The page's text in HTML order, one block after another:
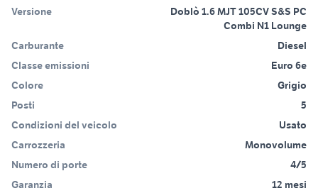
Versione
Doblò 1.6 MJT 105CV S&S PC
Combi N1 Lounge
Carburante
Diesel
Classe emissioni
Euro 6e
Colore
Grigio
Posti
5
Condizioni del veicolo
Usato
Carrozzeria
Monovolume
Numero di porte
4/5
Garanzia
12 mesi